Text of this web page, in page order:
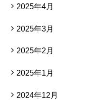
2025年4月
2025年3月
2025年2月
2025年1月
2024年12月